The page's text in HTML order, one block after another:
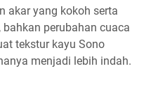
akar yang kokoh serta
perubahan cuaca
tekstur kayu Sono
menjadi lebih indah.